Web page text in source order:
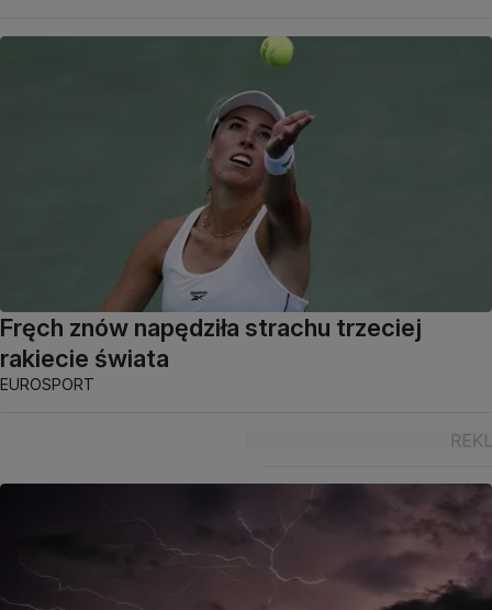
Fręch znów napędziła strachu trzeciej
rakiecie świata
EUROSPORT